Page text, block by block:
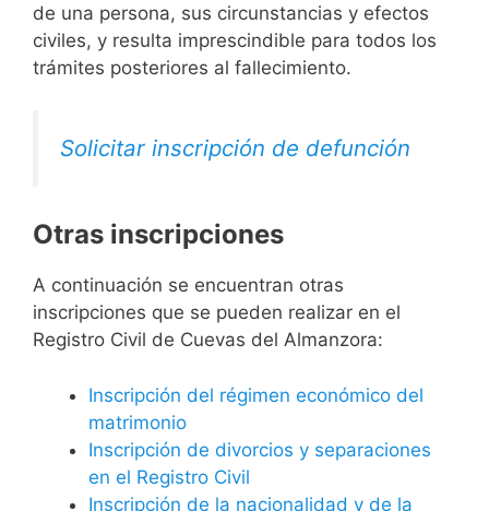
de una persona, sus circunstancias y efectos
civiles, y resulta imprescindible para todos los
trámites posteriores al fallecimiento.
Solicitar inscripción de defunción
Otras inscripciones
A continuación se encuentran otras
inscripciones que se pueden realizar en el
Registro Civil de Cuevas del Almanzora:
Inscripción del régimen económico del
matrimonio
Inscripción de divorcios y separaciones
en el Registro Civil
Inscripción de la nacionalidad y de la